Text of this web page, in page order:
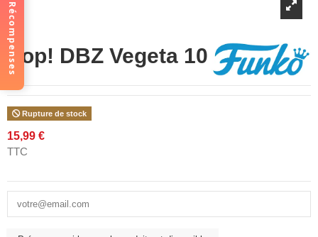
Pop! DBZ Vegeta 10
Rupture de stock
15,99 €
TTC
Récompenses